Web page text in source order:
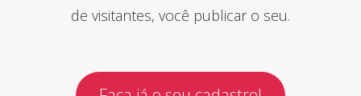
de visitantes, você publicar o seu.